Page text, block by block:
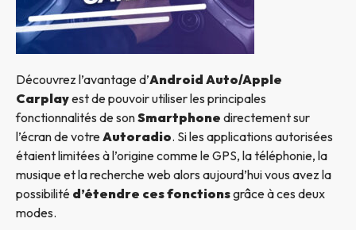
Découvrez l’avantage d’Android Auto/Apple
Carplayest de pouvoir utiliser les principales
fonctionnalités de sonSmartphone directement sur
l’écran de votreAutoradio. Si les applications autorisées
étaient limitées à l’origine comme le GPS, la téléphonie, la
musique et la recherche web alors aujourd’hui vous avez la
possibilité d’étendre ces fonctionsgrâce à ces deux
modes.